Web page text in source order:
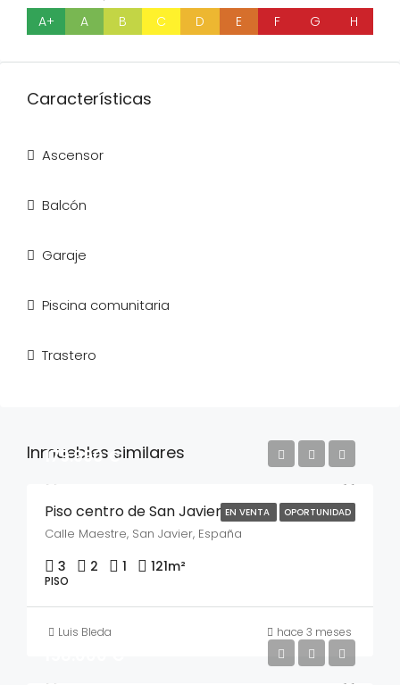
A+ A B C D E F G H
Características
Ascensor
Balcón
Garaje
Piscina comunitaria
Trastero
Inmuebles similares
EN VENTA OPORTUNIDAD
179.990 €
Piso centro de San Javier
Calle Maestre, San Javier, España
3 2 1 121m²
PISO
Luis Bleda hace 3 meses